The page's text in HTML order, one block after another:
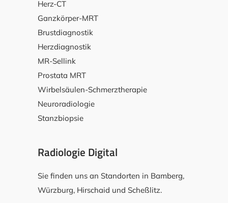
Herz-CT
Ganzkörper-MRT
Brustdiagnostik
Herzdiagnostik
MR-Sellink
Prostata MRT
Wirbelsäulen-Schmerztherapie
Neuroradiologie
Stanzbiopsie
Radiologie Digital
Sie finden uns an Standorten in Bamberg,
Würzburg, Hirschaid und Scheßlitz.